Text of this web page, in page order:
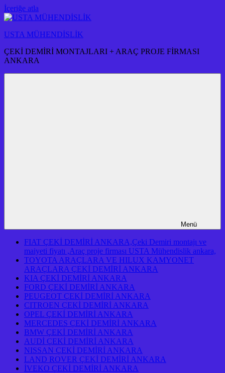
İçeriğe atla
USTA MÜHENDİSLİK
ÇEKİ DEMİRİ MONTAJLARI + ARAÇ PROJE FİRMASI
ANKARA
Menü
FIAT ÇEKİ DEMİRİ ANKARA,Çeki Demiri montajı ve
maiyeti fiyatı ,Araç proje firması USTA Mühendislik ankara,
TOYOTA ARAÇLARA VE HILUX KAMYONET
ARAÇLARA ÇEKİ DEMİRİ ANKARA
KIA ÇEKİ DEMİRİ ANKARA
FORD ÇEKİ DEMİRİ ANKARA
PEUGEOT ÇEKİ DEMİRİ ANKARA
CITROEN ÇEKİ DEMİRİ ANKARA
OPEL ÇEKİ DEMİRİ ANKARA
MERCEDES ÇEKİ DEMİRİ ANKARA
BMW ÇEKİ DEMİRİ ANKARA
AUDİ ÇEKİ DEMİRİ ANKARA
NISSAN ÇEKİ DEMİRİ ANKARA
LAND ROVER ÇEKİ DEMİRİ ANKARA
İVEKO ÇEKİ DEMİRİ ANKARA